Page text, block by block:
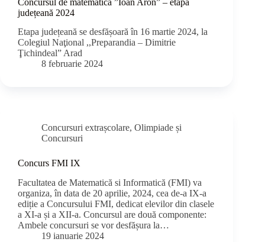
județeană 2024
Etapa județeană se desfășoară în 16 martie 2024, la
Colegiul Naţional ,,Preparandia – Dimitrie
Ţichindeal” Arad
8 februarie 2024
Concursuri extrașcolare, Olimpiade și
Concursuri
Concurs FMI IX
Facultatea de Matematică si Informatică (FMI) va
organiza, în data de 20 aprilie, 2024, cea de-a IX-a
ediție a Concursului FMI, dedicat elevilor din clasele
a XI-a și a XII-a. Concursul are două componente:
Ambele concursuri se vor desfășura la…
19 ianuarie 2024